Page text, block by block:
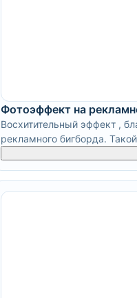
Фотоэффект на
Восхитительный эффект ,
рекламного бигборда.